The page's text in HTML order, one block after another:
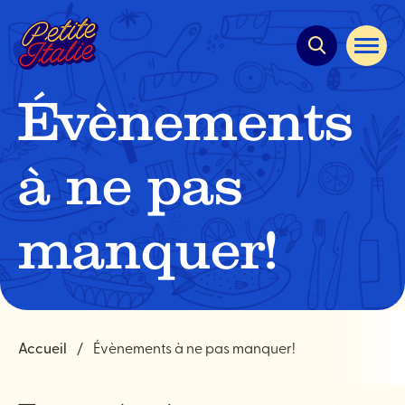
Navigation
rapide
Ouvrir
la
du
Évènements
à ne pas
manquer!
Accueil Évènements à ne pas manquer!